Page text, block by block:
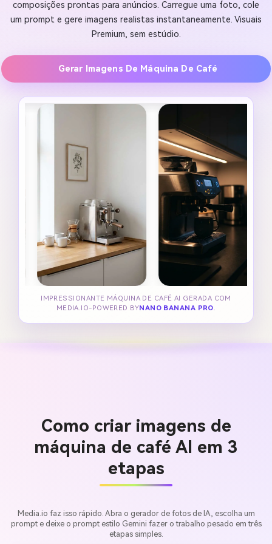
composições prontas para anúncios. Carregue uma foto, cole
um prompt e gere imagens realistas instantaneamente. Visuais
Premium, sem estúdio.
Gerar Imagens De Máquina De Café
IMPRESSIONANTE MÁQUINA DE CAFÉ AI GERADA COM
MEDIA.IO-POWERED BYNANO BANANA PRO.
Como criar imagens de
máquina de café AI em 3
etapas
Media.io faz isso rápido. Abra o gerador de fotos de IA, escolha um
prompt e deixe o prompt estilo Gemini fazer o trabalho pesado em três
etapas simples.